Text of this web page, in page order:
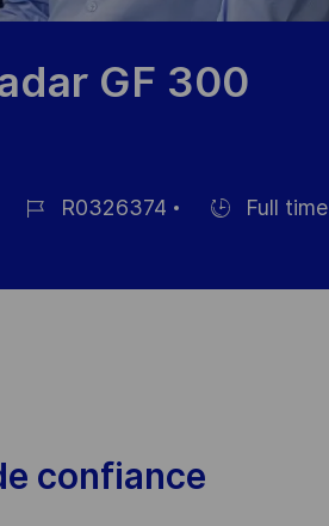
GF 300
R0326374
Full time
confiance